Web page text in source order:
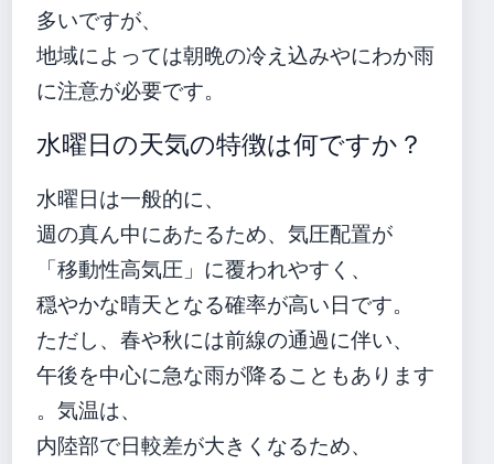
多いですが、
地域によっては朝晩の冷え込みやにわか雨
に注意が必要です。
水曜日の天気の特徴は何ですか？
水曜日は一般的に、
週の真ん中にあたるため、気圧配置が
「移動性高気圧」に覆われやすく、
穏やかな晴天となる確率が高い日です。
ただし、春や秋には前線の通過に伴い、
午後を中心に急な雨が降ることもあります
。気温は、
内陸部で日較差が大きくなるため、